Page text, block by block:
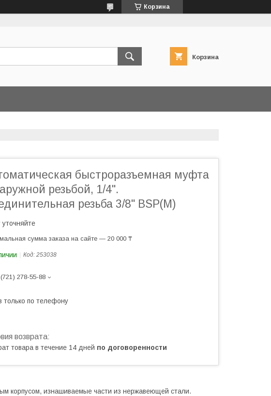
Корзина
Корзина
быстроразъемная муфта
резьбой, 1/4".
резьба 3/8" BSP(M)
сумма заказа на сайте — 20 000 ₸
Код: 253038
278-55-88
только по телефону
товара в течение 14 дней по договоренности
корпусом, изнашиваемые части из нержавеющей стали.